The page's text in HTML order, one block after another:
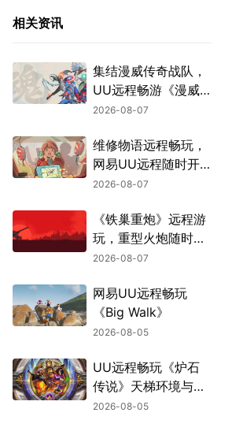
相关资讯
集结漫威传奇战队，
UU远程畅游《漫威
斗魂》
2026-08-07
维修物语远程畅玩，
网易UU远程随时开
张
2026-08-07
《铁巢重炮》远程游
玩，重型火炮随时待
命
2026-08-07
网易UU远程畅玩
《Big Walk》
2026-08-05
UU远程畅玩《炉石
传说》天梯环境与战
棋新机制
2026-08-05